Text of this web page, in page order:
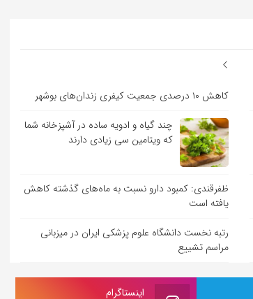
کاهش ۱۰ درصدی جمعیت کیفری زندان‌های بوشهر
چند گیاه و ادویه ساده در آشپزخانه شما
که ویتامین سی زیادی دارند
ظفرقندی: کمبود دارو نسبت به ماه‌های گذشته کاهش
یافته است
رتبه نخست دانشگاه علوم پزشکی ایران در میزبانی
مراسم تشییع
اینستاگرام